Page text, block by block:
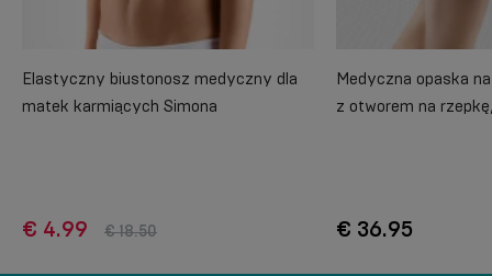
Elastyczny biustonosz medyczny dla
matek karmiących Simona
€ 4.99 € 18.50
Medyczna opaska
z otworem na
€ 36.95